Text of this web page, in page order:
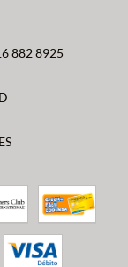
882 8925